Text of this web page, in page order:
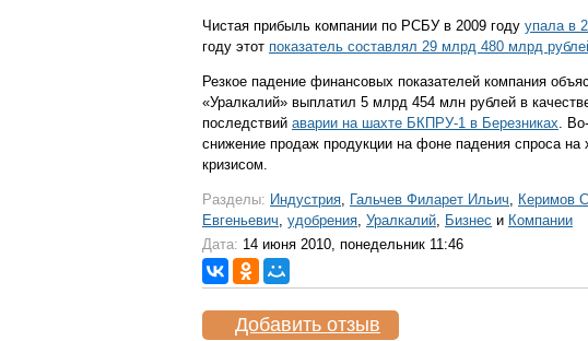
Чистая прибыль компании по РСБУ в 2009 году упала в
году этот показатель составлял 29 млрд 480 млрд
Резкое падение финансовых показателей компания
«Уралкалий» выплатил 5 млрд 454 млн рублей в
последствий аварии на шахте БКПРУ-1 в Березниках.
снижение продаж продукции на фоне падения спроса
кризисом.
Разделы: Индустрия, Гальчев Филарет Ильич, Керимов
Евгеньевич, удобрения, Уралкалий, Бизнес и Компании
Дата: 14 июня 2010, понедельник 11:46
Добавить отзыв